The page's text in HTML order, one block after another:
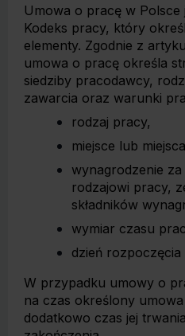
Umowa o pracę w
Kodeks pracy, który
elementy. Zgodnie z
umowa o pracę określa
siedziby pracodawcy,
zawarcia oraz warunki
rodzaj pracy,
miejsce lub
wynagrodzenie
rodzajowi pracy,
składników
wymiar czasu
dzień rozpoczęcia
W przypadku umowy o
na czas określony
dodatkowo czas jej